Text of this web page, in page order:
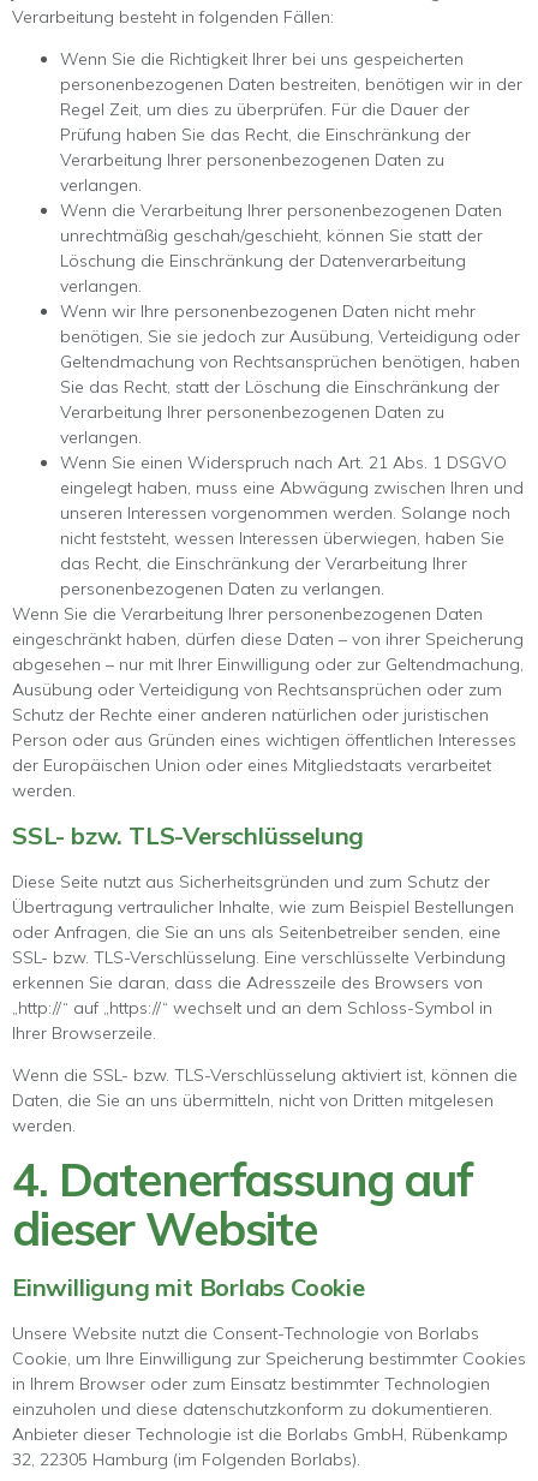
Verarbeitung besteht in folgenden Fällen:
Wenn Sie die Richtigkeit Ihrer bei uns gespeicherten
personenbezogenen Daten bestreiten, benötigen wir in der
Regel Zeit, um dies zu überprüfen. Für die Dauer der
Prüfung haben Sie das Recht, die Einschränkung der
Verarbeitung Ihrer personenbezogenen Daten zu
verlangen.
Wenn die Verarbeitung Ihrer personenbezogenen Daten
unrechtmäßig geschah/geschieht, können Sie statt der
Löschung die Einschränkung der Datenverarbeitung
verlangen.
Wenn wir Ihre personenbezogenen Daten nicht mehr
benötigen, Sie sie jedoch zur Ausübung, Verteidigung oder
Geltendmachung von Rechtsansprüchen benötigen, haben
Sie das Recht, statt der Löschung die Einschränkung der
Verarbeitung Ihrer personenbezogenen Daten zu
verlangen.
Wenn Sie einen Widerspruch nach Art. 21 Abs. 1 DSGVO
eingelegt haben, muss eine Abwägung zwischen Ihren und
unseren Interessen vorgenommen werden. Solange noch
nicht feststeht, wessen Interessen überwiegen, haben Sie
das Recht, die Einschränkung der Verarbeitung Ihrer
personenbezogenen Daten zu verlangen.
Wenn Sie die Verarbeitung Ihrer personenbezogenen Daten
eingeschränkt haben, dürfen diese Daten – von ihrer Speicherung
abgesehen – nur mit Ihrer Einwilligung oder zur Geltendmachung,
Ausübung oder Verteidigung von Rechtsansprüchen oder zum
Schutz der Rechte einer anderen natürlichen oder juristischen
Person oder aus Gründen eines wichtigen öffentlichen Interesses
der Europäischen Union oder eines Mitgliedstaats verarbeitet
werden.
SSL- bzw. TLS-Verschlüsselung
Diese Seite nutzt aus Sicherheitsgründen und zum Schutz der
Übertragung vertraulicher Inhalte, wie zum Beispiel Bestellungen
oder Anfragen, die Sie an uns als Seitenbetreiber senden, eine
SSL- bzw. TLS-Verschlüsselung. Eine verschlüsselte Verbindung
erkennen Sie daran, dass die Adresszeile des Browsers von
„http://“ auf „https://“ wechselt und an dem Schloss-Symbol in
Ihrer Browserzeile.
Wenn die SSL- bzw. TLS-Verschlüsselung aktiviert ist, können die
Daten, die Sie an uns übermitteln, nicht von Dritten mitgelesen
werden.
4. Datenerfassung auf
dieser Website
Einwilligung mit Borlabs Cookie
Unsere Website nutzt die Consent-Technologie von Borlabs
Cookie, um Ihre Einwilligung zur Speicherung bestimmter Cookies
in Ihrem Browser oder zum Einsatz bestimmter Technologien
einzuholen und diese datenschutzkonform zu dokumentieren.
Anbieter dieser Technologie ist die Borlabs GmbH, Rübenkamp
32, 22305 Hamburg (im Folgenden Borlabs).